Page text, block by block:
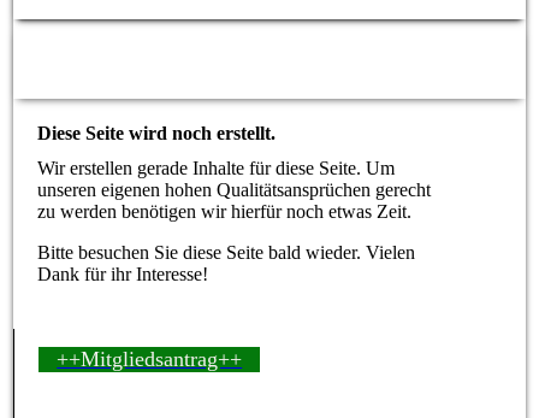
Diese Seite wird noch erstellt.
Wir erstellen gerade Inhalte für diese Seite. Um
unseren eigenen hohen Qualitätsansprüchen gerecht
zu werden benötigen wir hierfür noch etwas Zeit.
Bitte besuchen Sie diese Seite bald wieder. Vielen
Dank für ihr Interesse!
++Mitgliedsantrag++